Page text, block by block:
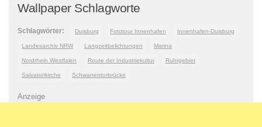
Wallpaper Schlagworte
Schlagwörter: Duisburg Fototour Innenhafen Innenhafen-Duisburg
Landesarchiv NRW Langzeitbelichtungen Marina
Nordrhein Westfalen Route der Industriekultur Ruhrgebiet
Salvatorikirche Schwanentorbrücke
Anzeige